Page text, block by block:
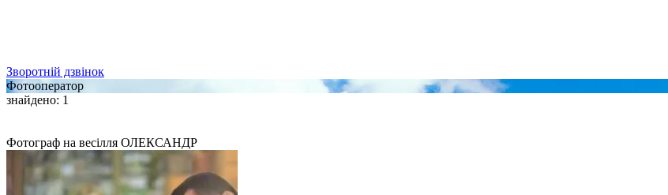
Зворотній дзвінок
Фотооператор
знайдено: 1
Фотограф на весілля ОЛЕКСАНДР